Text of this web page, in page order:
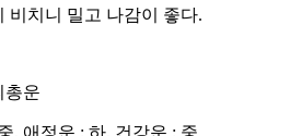
비치니 밀고 나감이 좋다.
운